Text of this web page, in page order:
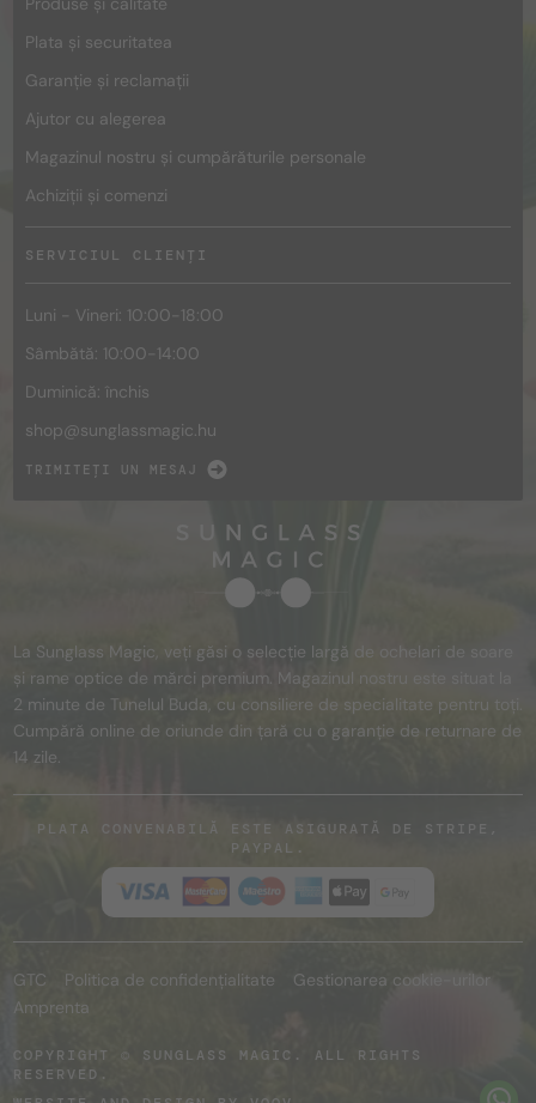
Plata și securitatea
Garanție și reclamații
Ajutor cu alegerea
Magazinul nostru și cumpărăturile personale
Achiziții și comenzi
SERVICIUL CLIENȚI
Luni - Vineri: 10:00-18:00
Sâmbătă: 10:00-14:00
Duminică: închis
shop@sunglassmagic.hu
TRIMITEȚI UN MESAJ
La Sunglass Magic, veți găsi o selecție largă de ochelari de soare
și rame optice de mărci premium. Magazinul nostru este situat la
2 minute de Tunelul Buda, cu consiliere de specialitate pentru toți.
Cumpără online de oriunde din țară cu o garanție de returnare de
14 zile.
PLATA CONVENABILĂ ESTE ASIGURATĂ DE STRIPE,
PAYPAL.
GTC Politica de confidențialitate
Gestionarea cookie-urilor
Amprenta
COPYRIGHT © SUNGLASS MAGIC. ALL RIGHTS
RESERVED.